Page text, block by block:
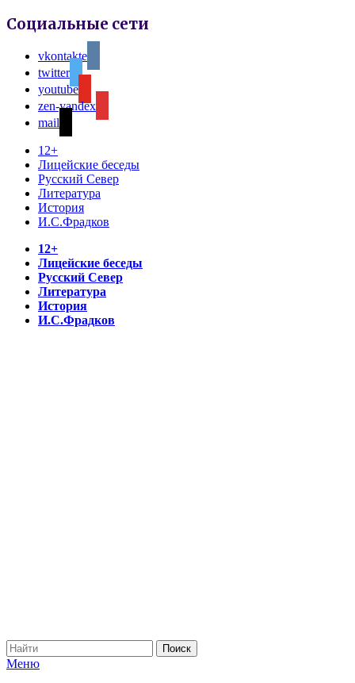
Социальные сети
vkontakte
twitter
youtube
zen-yandex
mail
12+
Лицейские беседы
Русский Север
Литература
История
И.С.Фрадков
12+
Лицейские беседы
Русский Север
Литература
История
И.С.Фрадков
Меню